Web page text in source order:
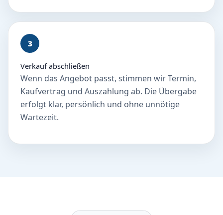
3
Verkauf abschließen
Wenn das Angebot passt, stimmen wir Termin,
Kaufvertrag und Auszahlung ab. Die Übergabe
erfolgt klar, persönlich und ohne unnötige
Wartezeit.